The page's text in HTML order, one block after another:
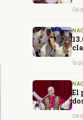
06
16
El
09